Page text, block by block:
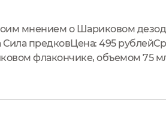
мнением о Шариковом
предковЦена: 495
флакончике, объемом 75